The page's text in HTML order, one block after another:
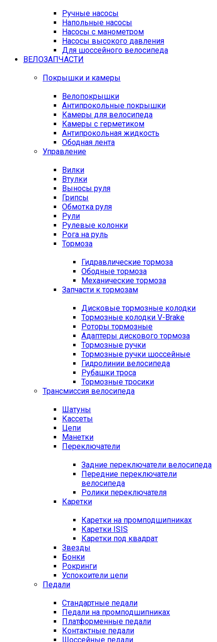
Ручные насосы
Напольные насосы
Насосы с манометром
Насосы высокого давления
Для шоссейного велосипеда
ВЕЛОЗАПЧАСТИ
Покрышки и камеры
Велопокрышки
Антипрокольные покрышки
Камеры для велосипеда
Камеры с герметиком
Антипрокольная жидкость
Ободная лента
Управление
Вилки
Втулки
Выносы руля
Грипсы
Обмотка руля
Рули
Рулевые колонки
Рога на руль
Тормоза
Гидравлические тормоза
Ободные тормоза
Механические тормоза
Запчасти к тормозам
Дисковые тормозные колодки
Тормозные колодки V-Brake
Роторы тормозные
Адаптеры дискового тормоза
Тормозные ручки
Тормозные ручки шоссейные
Гидролинии велосипеда
Рубашки троса
Тормозные тросики
Трансмиссия велосипеда
Шатуны
Кассеты
Цепи
Манетки
Переключатели
Задние переключатели велосипеда
Передние переключатели
велосипеда
Ролики переключателя
Каретки
Каретки на промподшипниках
Каретки ISIS
Каретки под квадрат
Звезды
Бонки
Рокринги
Успокоители цепи
Педали
Стандартные педали
Педали на промподшипниках
Платформенные педали
Контактные педали
Шоссейные педали